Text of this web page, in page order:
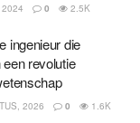
0 2.5K
ingenieur die
revolutie
2026 0 1.6K